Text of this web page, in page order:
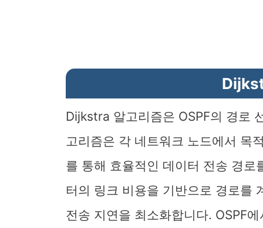
Dijkstra 알고리즘은 OSPF의 경로
고리즘은 각 네트워크 노드에서 목
를 통해 효율적인 데이터 전송 경
터의 링크 비용을 기반으로 경로를
전송 지연을 최소화합니다. OSPF